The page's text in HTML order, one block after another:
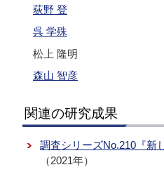
荻野 登
呉 学殊
松上 隆明
森山 智彦
関連の研究成果
調査シリーズNo.210『新
（2021年）